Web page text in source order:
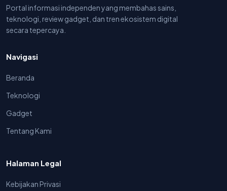
Portal informasi independen yang membahas sains,
teknologi, review gadget, dan tren ekosistem digital
secara tepercaya.
Navigasi
Beranda
Teknologi
Gadget
Tentang Kami
Halaman Legal
Kebijakan Privasi